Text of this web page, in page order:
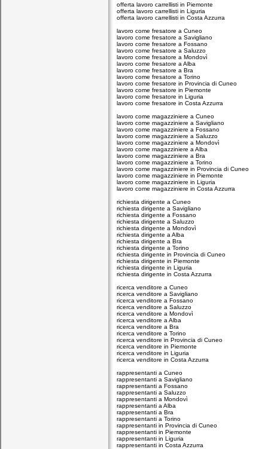
offerta lavoro carrellisti in Piemonte
offerta lavoro carrellisti in Liguria
offerta lavoro carrellisti in Costa Azzurra
lavoro come fresatore a Cuneo
lavoro come fresatore a Savigliano
lavoro come fresatore a Fossano
lavoro come fresatore a Saluzzo
lavoro come fresatore a Mondovì
lavoro come fresatore a Alba
lavoro come fresatore a Bra
lavoro come fresatore a Torino
lavoro come fresatore in Provincia di Cuneo
lavoro come fresatore in Piemonte
lavoro come fresatore in Liguria
lavoro come fresatore in Costa Azzurra
lavoro come magazziniere a Cuneo
lavoro come magazziniere a Savigliano
lavoro come magazziniere a Fossano
lavoro come magazziniere a Saluzzo
lavoro come magazziniere a Mondovì
lavoro come magazziniere a Alba
lavoro come magazziniere a Bra
lavoro come magazziniere a Torino
lavoro come magazziniere in Provincia di Cuneo
lavoro come magazziniere in Piemonte
lavoro come magazziniere in Liguria
lavoro come magazziniere in Costa Azzurra
richiesta dirigente a Cuneo
richiesta dirigente a Savigliano
richiesta dirigente a Fossano
richiesta dirigente a Saluzzo
richiesta dirigente a Mondovì
richiesta dirigente a Alba
richiesta dirigente a Bra
richiesta dirigente a Torino
richiesta dirigente in Provincia di Cuneo
richiesta dirigente in Piemonte
richiesta dirigente in Liguria
richiesta dirigente in Costa Azzurra
ricerca venditore a Cuneo
ricerca venditore a Savigliano
ricerca venditore a Fossano
ricerca venditore a Saluzzo
ricerca venditore a Mondovì
ricerca venditore a Alba
ricerca venditore a Bra
ricerca venditore a Torino
ricerca venditore in Provincia di Cuneo
ricerca venditore in Piemonte
ricerca venditore in Liguria
ricerca venditore in Costa Azzurra
rappresentanti a Cuneo
rappresentanti a Savigliano
rappresentanti a Fossano
rappresentanti a Saluzzo
rappresentanti a Mondovì
rappresentanti a Alba
rappresentanti a Bra
rappresentanti a Torino
rappresentanti in Provincia di Cuneo
rappresentanti in Piemonte
rappresentanti in Liguria
rappresentanti in Costa Azzurra